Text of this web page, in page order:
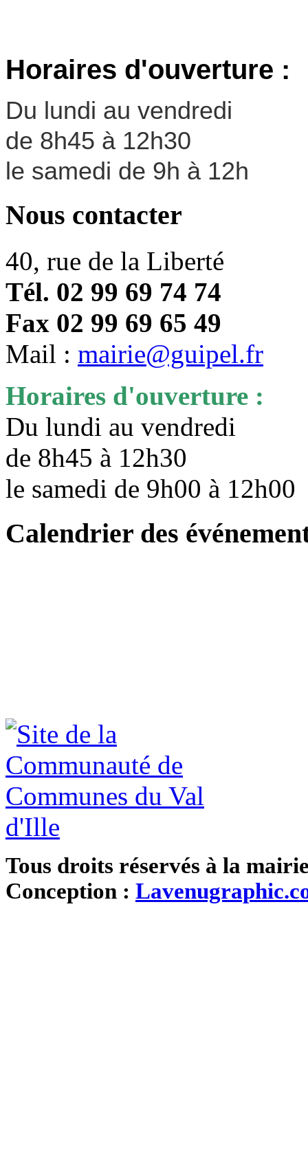
Horaires d'ouverture :
Du lundi au vendredi
de 8h45 à 12h30
le samedi de 9h à 12h
Nous contacter
40, rue de la Liberté
Tél. 02 99 69 74 74
Fax 02 99 69 65 49
Mail : mairie@guipel.fr
Horaires d'ouverture :
Du lundi au vendredi
de 8h45 à 12h30
le samedi de 9h00 à
Calendrier des
Tous droits réservés à la
Conception :